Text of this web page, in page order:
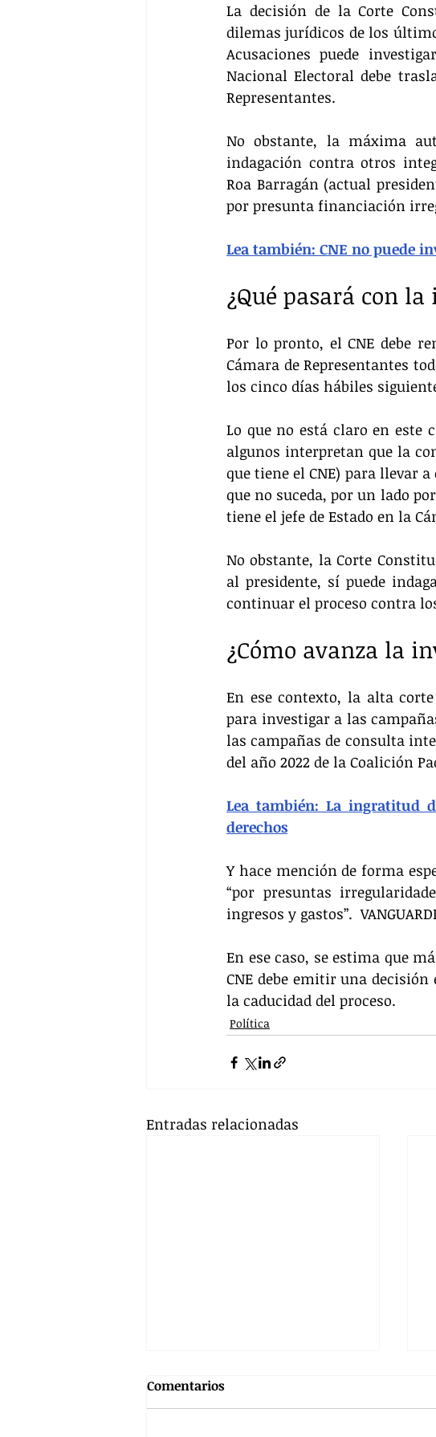
La decisión de la Corte
dilemas jurídicos de los
Acusaciones puede
Nacional Electoral debe
Representantes.
No obstante, la máxima
indagación contra otros
Roa Barragán (actual
por presunta financiación
Lea también: CNE no puede
¿Qué pasará con
Por lo pronto, el CNE debe
Cámara de Representantes
los cinco días hábiles
Lo que no está claro en este
algunos interpretan que la
que tiene el CNE) para llevar
que no suceda, por un lado
tiene el jefe de Estado en la
No obstante, la Corte
al presidente, sí puede
continuar el proceso contra
¿Cómo avanza la
En ese contexto, la alta
para investigar a las
las campañas de consulta
del año 2022 de la Coalición
Lea también: La ingratitud
derechos
Y hace mención de forma
“por presuntas
ingresos y gastos”.
En ese caso, se estima que
CNE debe emitir una
la caducidad del proceso.
Política
Entradas relacionadas
Comentarios